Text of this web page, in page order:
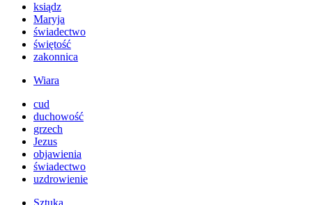
ksiądz
Maryja
świadectwo
świętość
zakonnica
Wiara
cud
duchowość
grzech
Jezus
objawienia
świadectwo
uzdrowienie
Sztuka